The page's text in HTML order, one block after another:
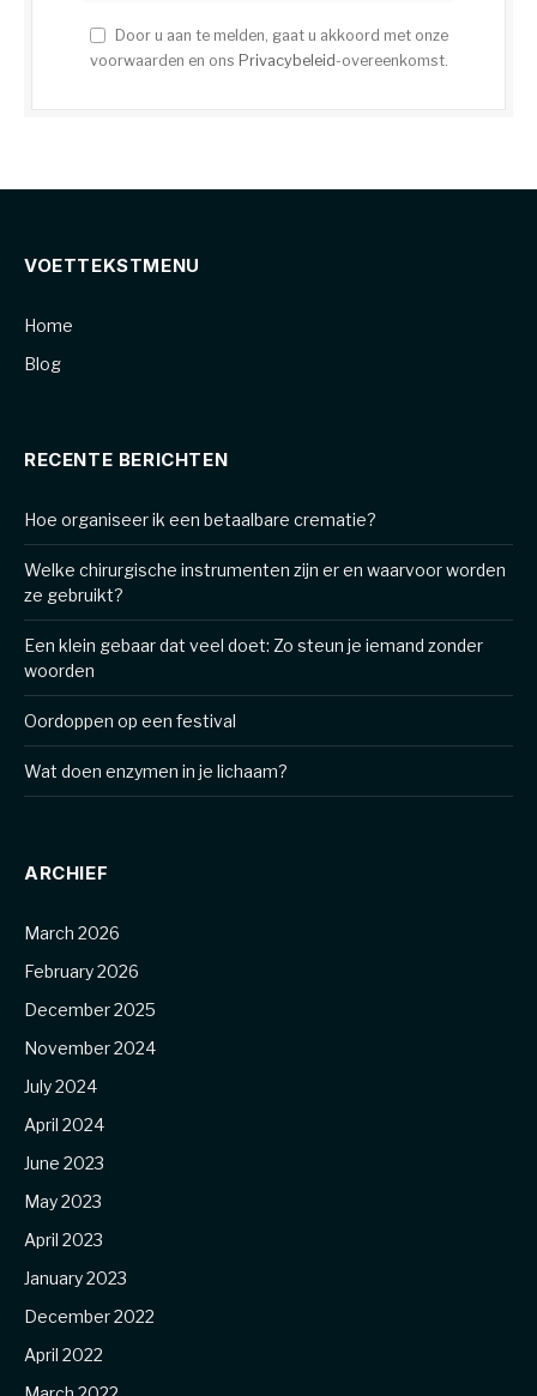
Door u aan te melden, gaat u akkoord met onze
voorwaarden en ons Privacybeleid -overeenkomst.
VOETTEKSTMENU
Home
Blog
RECENTE BERICHTEN
Hoe organiseer ik een betaalbare crematie?
Welke chirurgische instrumenten zijn er en waarvoor worden
ze gebruikt?
Een klein gebaar dat veel doet: Zo steun je iemand zonder
woorden
Oordoppen op een festival
Wat doen enzymen in je lichaam?
ARCHIEF
March 2026
February 2026
December 2025
November 2024
July 2024
April 2024
June 2023
May 2023
April 2023
January 2023
December 2022
April 2022